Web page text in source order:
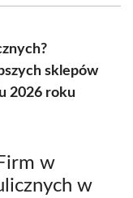
sklepów
2026 roku
w
w